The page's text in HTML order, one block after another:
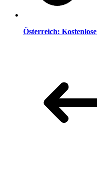
Österreich: